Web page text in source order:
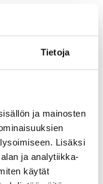
Tietoja
ja mainosten
Lisäksi
ja analytiikka-
käytät
Helsinki